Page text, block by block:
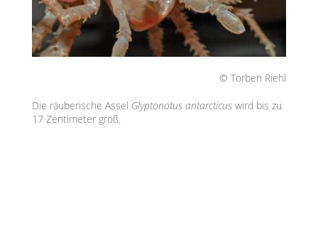
© Torben Riehl
Die räuberische Assel Glyptonotus antarcticuswird bis zu
17 Zentimeter groß.